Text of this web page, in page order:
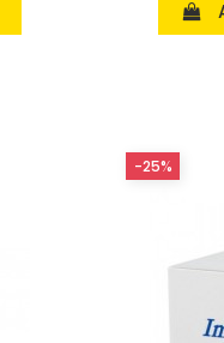
-25%